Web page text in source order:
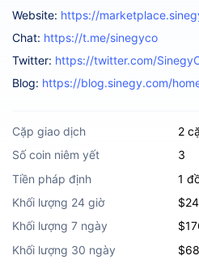
Website: https://
Chat: https://t.me/sinegyco
Twitter: https://twitter.com/
Blog: https://blog.sinegy.com/
Cặp giao dịch
2
Số coin niêm yết
3
Tiền pháp định
1
Khối lượng 24 giờ
Khối lượng 7 ngày
Khối lượng 30 ngày